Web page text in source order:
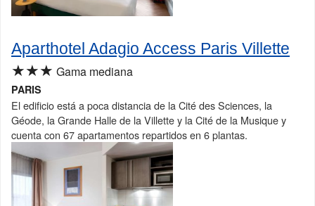
Aparthotel Adagio Access Paris Villette
★★★ Gama mediana
PARIS
El edificio está a poca distancia de la Cité des Sciences, la
Géode, la Grande Halle de la Villette y la Cité de la Musique y
cuenta con 67 apartamentos repartidos en 6 plantas.